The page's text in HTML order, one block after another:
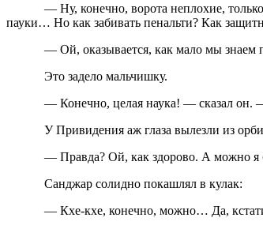
— Ну, конечно, ворота неплохие, только
пауки… Но как забивать пенальти? Как
— Ой, оказывается, как мало мы знаем
Это задело мальчишку.
— Конечно, целая наука! — сказал он. — И
У Привидения аж глаза вылезли из
— Правда? Ой, как здорово. А можно я
Санджар солидно покашлял в кулак:
— Кхе-кхе, конечно, можно… Да, кстати,